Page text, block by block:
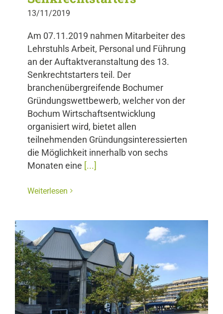
13/11/2019
Am 07.11.2019 nahmen Mitarbeiter des
Lehrstuhls Arbeit, Personal und Führung
an der Auftaktveranstaltung des 13.
Senkrechtstarters teil. Der
branchenübergreifende Bochumer
Gründungswettbewerb, welcher von der
Bochum Wirtschaftsentwicklung
organisiert wird, bietet allen
teilnehmenden Gründungsinteressierten
die Möglichkeit innerhalb von sechs
Monaten eine [...]
Weiterlesen